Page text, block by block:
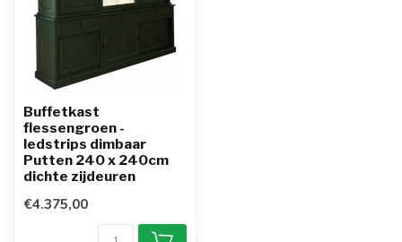
Buffetkast
flessengroen -
ledstrips dimbaar
Putten 240 x 240cm
dichte zijdeuren
€4.375,00